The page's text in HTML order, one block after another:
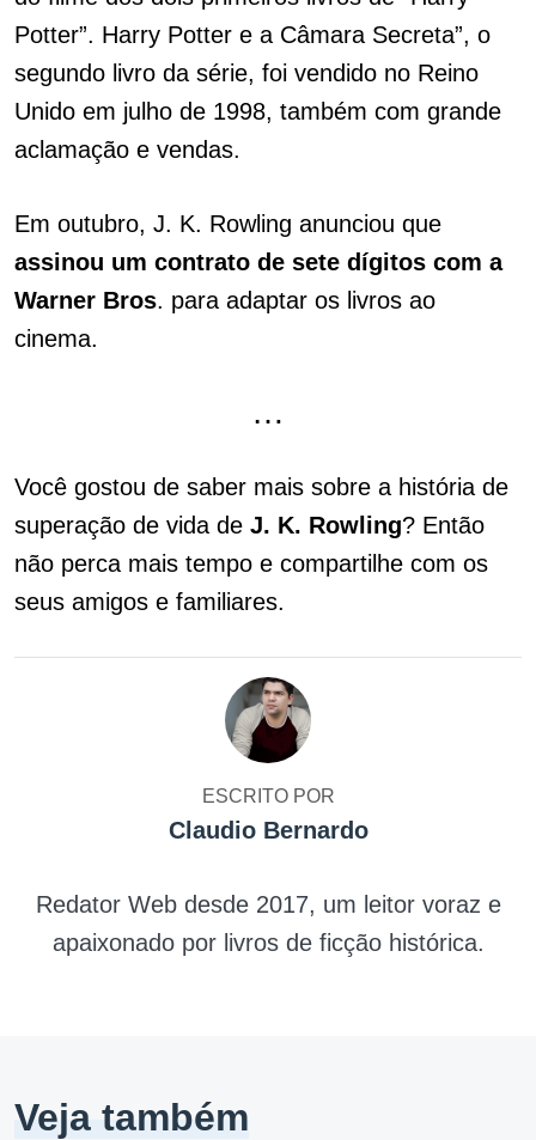
Potter”. Harry Potter e a Câmara Secreta”, o
segundo livro da série, foi vendido no Reino
Unido em julho de 1998, também com grande
aclamação e vendas.
Em outubro, J. K. Rowling anunciou que
assinou um contrato de sete dígitos com a
Warner Bros. para adaptar os livros ao
cinema.
…
Você gostou de saber mais sobre a história de
superação de vida de J. K. Rowling? Então
não perca mais tempo e compartilhe com os
seus amigos e familiares.
ESCRITO POR
Claudio Bernardo
Redator Web desde 2017, um leitor voraz e
apaixonado por livros de ficção histórica.
Veja também